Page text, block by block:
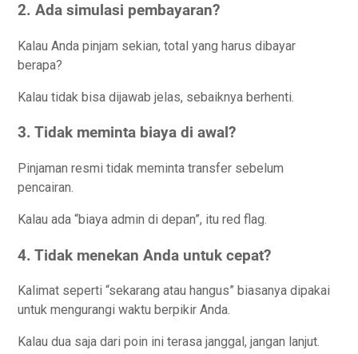
2. Ada simulasi pembayaran?
Kalau Anda pinjam sekian, total yang harus dibayar
berapa?
Kalau tidak bisa dijawab jelas, sebaiknya berhenti.
3. Tidak meminta biaya di awal?
Pinjaman resmi tidak meminta transfer sebelum
pencairan.
Kalau ada “biaya admin di depan”, itu red flag.
4. Tidak menekan Anda untuk cepat?
Kalimat seperti “sekarang atau hangus” biasanya dipakai
untuk mengurangi waktu berpikir Anda.
Kalau dua saja dari poin ini terasa janggal, jangan lanjut.